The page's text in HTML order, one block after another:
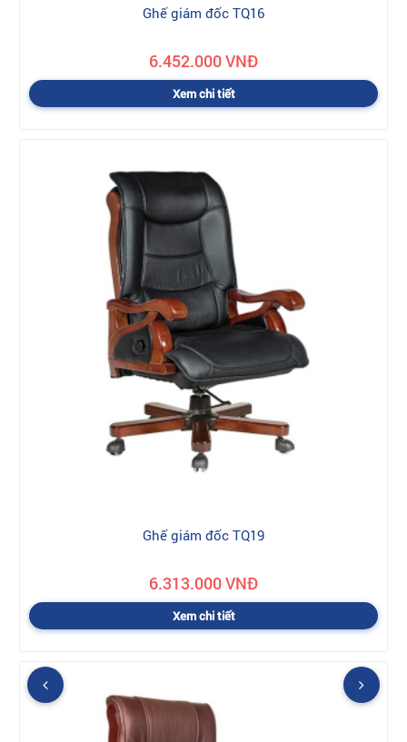
Ghế giám đốc TQ16
6.452.000 VNĐ
Xem chi tiết
Ghế giám đốc TQ19
6.313.000 VNĐ
Xem chi tiết